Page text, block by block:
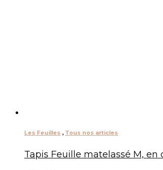
Les Feuilles , Tous nos articles
Tapis Feuille matelassé M,